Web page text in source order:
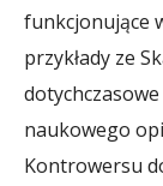
funkcjonujące
przykłady ze
naukowego
Kontrowersu